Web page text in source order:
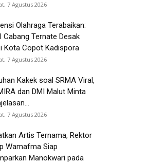
7 Agustus 2026
Olahraga Terabaikan:
Cabang Ternate Desak
Kota Copot Kadispora
7 Agustus 2026
Kakek soal SRMA Viral,
dan DMI Malut Minta
7 Agustus 2026
Artis Ternama, Rektor
Wamafma Siap
Manokwari pada